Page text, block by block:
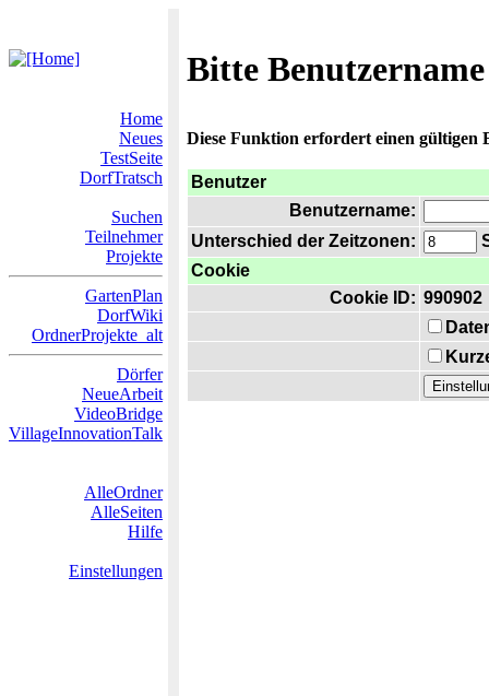
Bitte
Home
Neues
TestSeite
DorfTratsch
Suchen
Teilnehmer
Projekte
GartenPlan
DorfWiki
OrdnerProjekte_alt
Dörfer
NeueArbeit
VideoBridge
VillageInnovationTalk
AlleOrdner
AlleSeiten
Hilfe
Einstellungen
Diese Funktion erfordert einen gültigen
Benutzer
Benutzername:
Unterschied der Zeitzonen:
Cookie
Cookie ID: 990902